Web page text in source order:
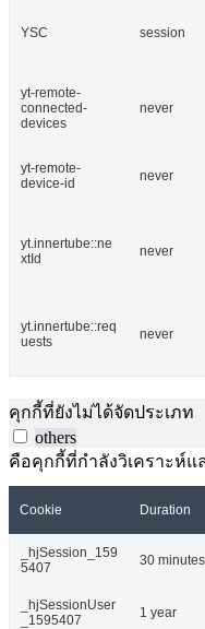
YSC session
yt-remote-
connected-
devices
never
yt-remote-
device-id
never
yt.innertube::ne
xtId
never
yt.innertube::req
uests
never
คุกกี้ที่ยังไม่ได้จัดประเภท
others
คือคุกกี้ที่กำลังวิเคราะห์แ
Cookie Duration
_hjSession_159
5407
30 minutes
_hjSessionUser
_1595407
1 year